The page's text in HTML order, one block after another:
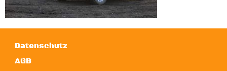
Datenschutz
AGB